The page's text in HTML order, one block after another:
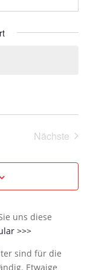
Nächste
uns diese
>>>
sind für die
Etwaige